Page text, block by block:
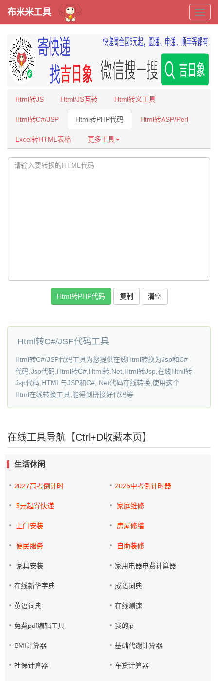
布
米
米
布米米工具
Html转JS Html/JS互转 Html转义工具
Html转C#/JSP Html转PHP代码 Html转ASP/Perl
Excel转HTML表格 更多工具
复制
Html转C#/JSP代码工具
Html转C#/JSP代码工具为您提供在线Html转换为Jsp和C#
代码,Jsp代码,Html转C#,Html转.Net,Html转Jsp,在线Html转
Jsp代码,HTML与JSP和C#,.Net代码在线转换,使用这个
Html在线转换工具,能得到拼接好代码等
在线工具导航【Ctrl+D收藏本页】
生活休闲
2027高考倒计时 2026中考倒计时器
5元起寄快递 家庭维修
上门安装 房屋修缮
便民服务 自助装修
家具安装 家用电器电费计算器
在线新华字典 成语词典
英语词典 在线测速
免费pdf编辑工具 我的ip
BMI计算器 基础代谢计算器
社保计算器 车贷计算器